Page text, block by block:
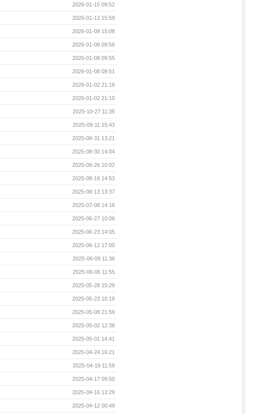
2026-01-15 09:52
2026-01-12 15:59
2026-01-09 15:08
2026-01-08 09:56
2026-01-08 09:55
2026-01-08 09:51
2026-01-02 21:16
2026-01-02 21:10
2025-10-27 11:35
2025-09-11 15:43
2025-08-31 13:21
2025-08-30 14:04
2025-08-26 10:02
2025-08-18 14:53
2025-08-13 13:37
2025-07-08 14:16
2025-06-27 10:06
2025-06-23 14:05
2025-06-12 17:00
2025-06-09 11:36
2025-06-06 11:55
2025-05-28 15:29
2025-05-23 10:19
2025-05-08 21:59
2025-05-02 12:38
2025-05-01 14:41
2025-04-24 16:21
2025-04-19 11:59
2025-04-17 09:50
2025-04-16 13:29
2025-04-12 00:49